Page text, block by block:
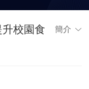
校園食
簡介